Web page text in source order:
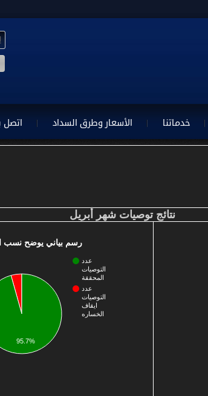
خدماتنا الأسعار وطرق السداد اتصل
نتائج توصيات شهر أبريل
رسم بياني يوضح نسب
عدد
التوصيات
المحققة
عدد
التوصيات
ايقاف
الخساره
95.7%